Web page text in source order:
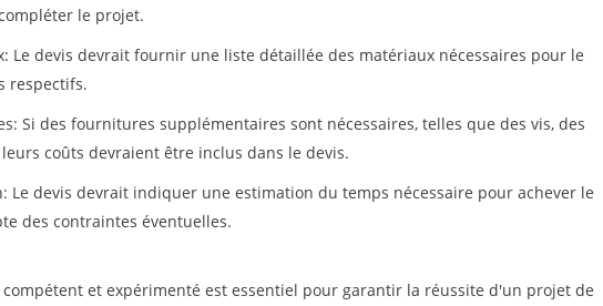
le projet.
Le devis devrait fournir une liste détaillée des matériaux nécessaires pour le
respectifs.
Si des fournitures supplémentaires sont nécessaires, telles que des vis, des
coûts devraient être inclus dans le devis.
Le devis devrait indiquer une estimation du temps nécessaire pour achever le
des contraintes éventuelles.
et expérimenté est essentiel pour garantir la réussite d'un projet de